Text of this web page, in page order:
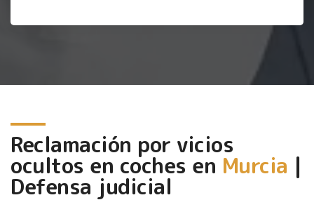
Reclamación por vicios
ocultos en coches en Murcia |
Defensa judicial